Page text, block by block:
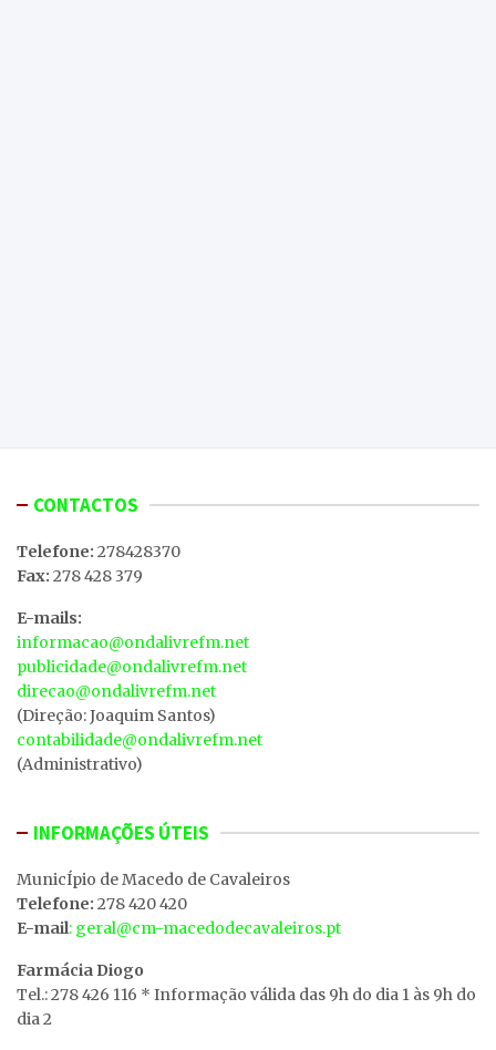
CONTACTOS
Telefone: 278428370
Fax: 278 428 379
E-mails:
informacao@ondalivrefm.net
publicidade@ondalivrefm.net
direcao@ondalivrefm.net
(Direção: Joaquim Santos)
contabilidade@ondalivrefm.net
(Administrativo)
INFORMAÇÕES ÚTEIS
MunicÍpio de Macedo de Cavaleiros
Telefone: 278 420 420
E-mail: geral@cm-macedodecavaleiros.pt
Farmácia Diogo
Tel.: 278 426 116 * Informação válida das 9h do dia 1 às 9h do
dia 2